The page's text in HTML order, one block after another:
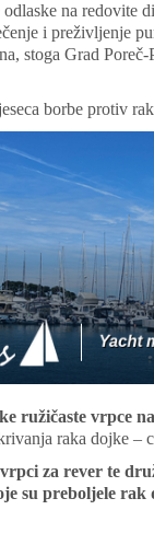
na redovite
i preživljenje
stoga Grad
borbe protiv
ružičaste vrpce
raka dojke –
za rever te
su preboljele